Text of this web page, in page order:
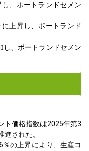
、ポートランドセメン
上昇し、ポートランド
、ポートランドセメン
ト価格指数は2025年第3
された。
の上昇により、生産コ